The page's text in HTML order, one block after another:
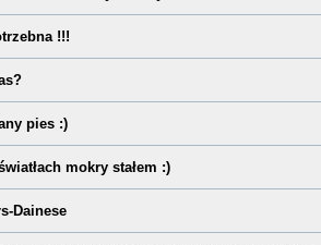
!!!
pies :)
mokry stałem :)
Dainese